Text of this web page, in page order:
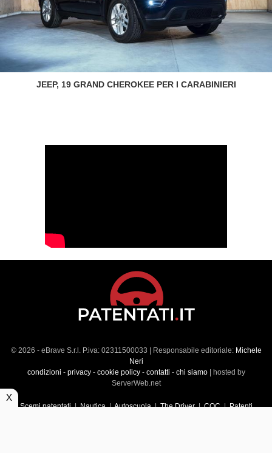
JEEP, 19 GRAND CHEROKEE PER I CARABINIERI
© 2026 - eBrave S.r.l. P.iva: 02311500033 | Responsabile editoriale: Michele
Neri
condizioni - privacy- cookie policy- contatti - chi siamo| hosted by
ServerWeb.net
Scemi patentati|Nautica|Autoscuola|The Driver|CQC|Patenti
X